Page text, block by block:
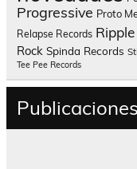
Progressive Proto
Relapse Records
Rock Spinda Records
Tee Pee Records